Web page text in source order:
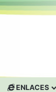
ENLACES